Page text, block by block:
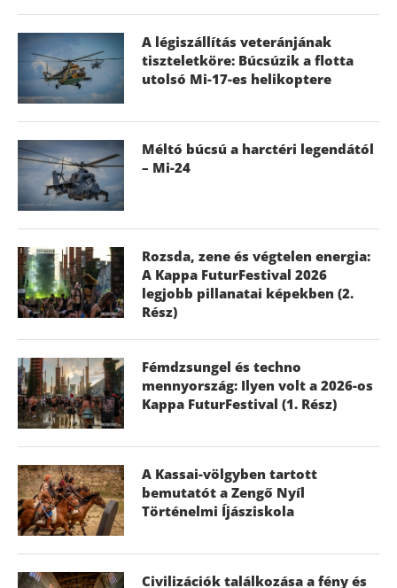
A légiszállítás veteránjának
tiszteletköre: Búcsúzik a flotta
utolsó Mi-17-es helikoptere
Méltó búcsú a harctéri legendától
– Mi-24
Rozsda, zene és végtelen energia:
A Kappa FuturFestival 2026
legjobb pillanatai képekben (2.
Rész)
Fémdzsungel és techno
mennyország: Ilyen volt a 2026-os
Kappa FuturFestival (1. Rész)
A Kassai-völgyben tartott
bemutatót a Zengő Nyíl
Történelmi Íjásziskola
Civilizációk találkozása a fény és